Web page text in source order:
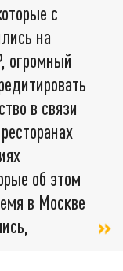
с
на
огромный
в связи
об этом
в Москве